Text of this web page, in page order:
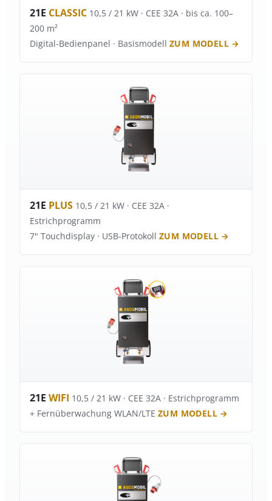
21E CLASSIC 10,5 / 21 kW · CEE 32A · bis ca. 100–
200 m²
Digital-Bedienpanel · Basismodell ZUM MODELL →
21E PLUS 10,5 / 21 kW · CEE 32A ·
Estrichprogramm
7" Touchdisplay · USB-Protokoll ZUM MODELL →
21E WIFI 10,5 / 21 kW · CEE 32A · Estrichprogramm
+ Fernüberwachung WLAN/LTE ZUM MODELL →